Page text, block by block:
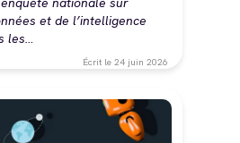
et de l’intelligence
les…
Écrit le24 juin 2026